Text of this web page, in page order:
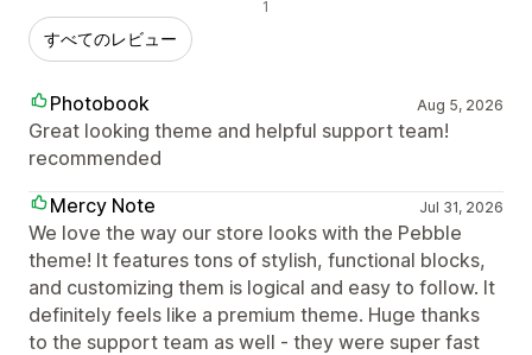
1
すべてのレビュー
Photobook Aug 5, 2026
Great looking theme and helpful support team!
recommended
Mercy Note
Jul 31, 2026
We love the way our store looks with the Pebble
theme! It features tons of stylish, functional blocks,
and customizing them is logical and easy to follow. It
definitely feels like a premium theme. Huge thanks
to the support team as well - they were super fast